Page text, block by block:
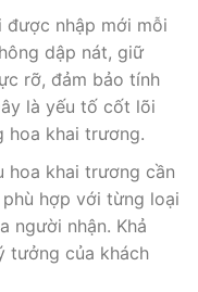
được nhập mới mỗi
dập nát, giữ
rỡ, đảm bảo tính
là yếu tố cốt lõi
hoa khai trương.
hoa khai trương cần
hợp với từng loại
người nhận. Khả
tưởng của khách